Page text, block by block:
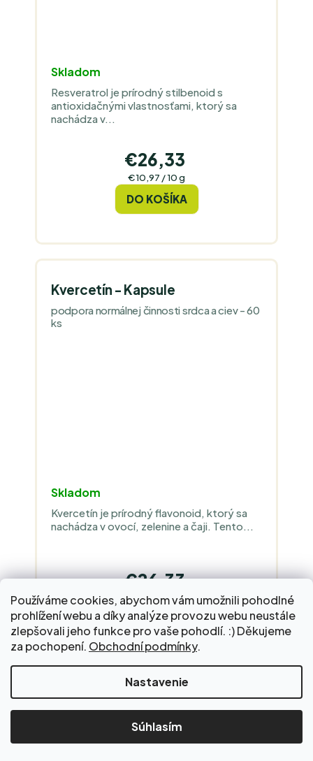
Používáme cookies, abychom vám umožnili pohodlné
prohlížení webu a díky analýze provozu webu neustále
zlepšovali jeho funkce pro vaše pohodlí. :) Děkujeme
za pochopení. Obchodní podmínky.
Nastavenie
Súhlasím
Skladom
Resveratrol je prírodný stilbenoid s
antioxidačnými vlastnosťami, ktorý sa
nachádza v...
€26,33
Jednotková
€10,97 / 10 g
DO KOŠÍKA
Kvercetín - Kapsule
podpora normálnej činnosti srdca a ciev - 60
ks
Skladom
Kvercetín je prírodný flavonoid, ktorý sa
nachádza v ovocí, zelenine a čaji. Tento...
€26,33
Jednotková
cena:
€4,39 / 10 ks
DO KOŠÍKA
Morský hydrolyzovaný kolagén z
rýb - 10 000 mg
typy I, II a III • >90 % čistota • 1,5 mg zinku •